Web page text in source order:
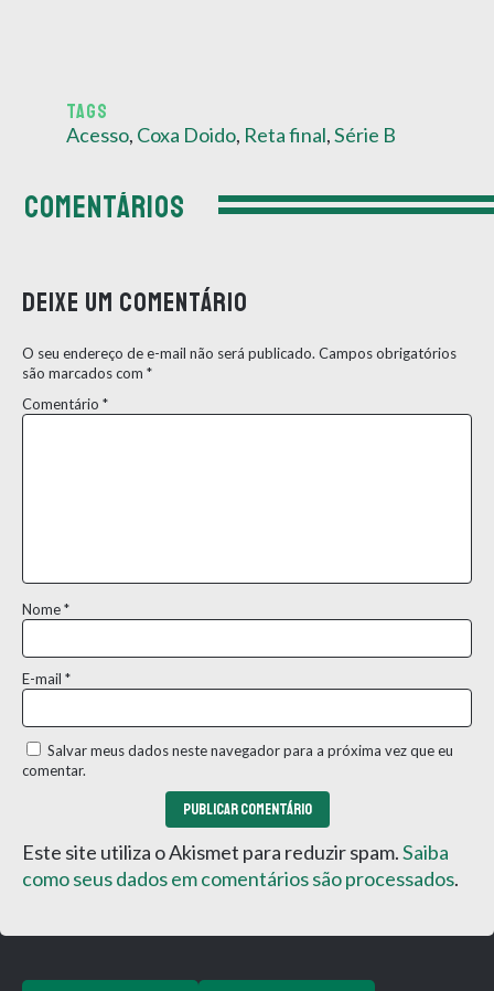
TAGS
Acesso, Coxa Doido, Reta final,Série B
COMENTÁRIOS
Deixe um comentário
O seu endereço de e-mail não será publicado. Campos obrigatórios
são marcados com *
Comentário *
Nome*
E-mail *
Salvar meus dados neste navegador para a próxima vez que eu
comentar.
Este site utiliza o Akismet para reduzir spam.Saiba
como seus dados em comentários são processados.